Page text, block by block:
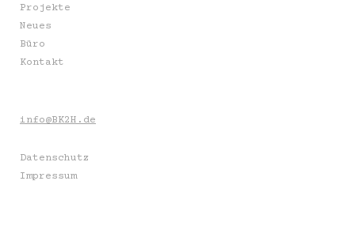
Projekte
Neues
Büro
Kontakt
info@BK2H.de
Datenschutz
Impressum